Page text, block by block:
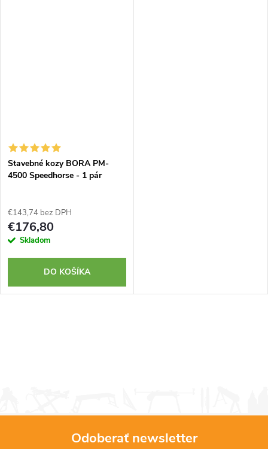
Stavebné kozy BORA PM-
4500 Speedhorse - 1 pár
€143,74 bez DPH
€176,80
Skladom
DO KOŠÍKA
Odoberať newsletter